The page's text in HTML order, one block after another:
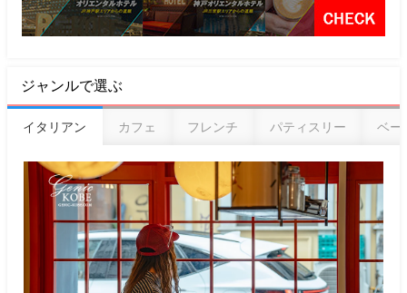
ジャンルで選ぶ
イタリアン カフェ フレンチ パティスリー ベー